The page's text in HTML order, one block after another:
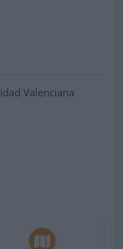
Valenciana